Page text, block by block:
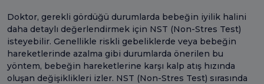
Doktor, gerekli gördüğü durumlarda bebeğin iyilik halini
daha detaylı değerlendirmek için NST (Non-Stres Test)
isteyebilir. Genellikle riskli gebeliklerde veya bebeğin
hareketlerinde azalma gibi durumlarda önerilen bu
yöntem, bebeğin hareketlerine karşı kalp atış hızında
oluşan değişiklikleri izler. NST (Non-Stres Test) sırasında